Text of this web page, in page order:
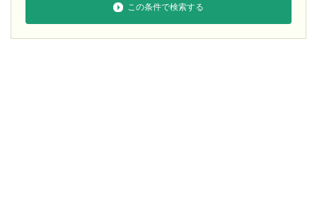
この条件で検索する